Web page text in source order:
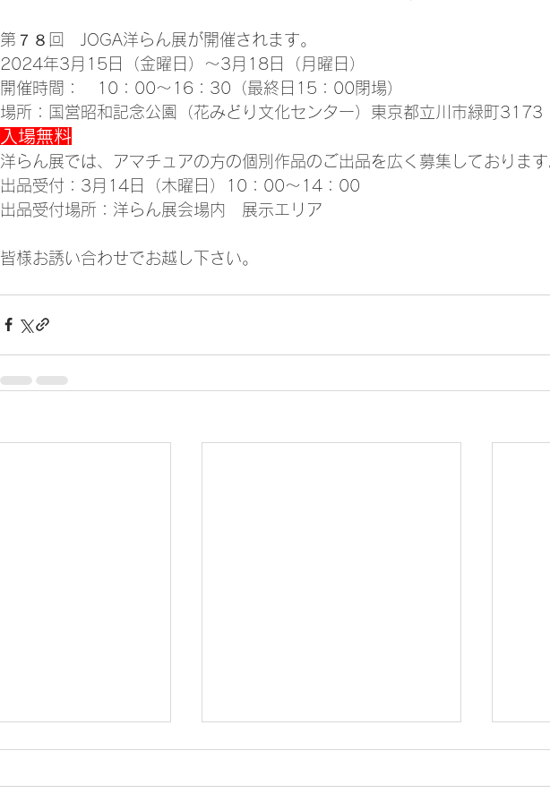
第７８回　JOGA洋らん展が開催されます。
2024年3月15日（金曜日）～3月18日（月曜日）
開催時間：　10：00～16：30（最終日15：00閉場）
場所：国営昭和記念公園（花みどり文化センター）東京都立川市緑町3173
入場無料
洋らん展では、アマチュアの方の個別作品のご出品を広く募集しておりま
出品受付：3月14日（木曜日）10：00～14：00
出品受付場所：洋らん展会場内　展示エリア
皆様お誘い合わせでお越し下さい。